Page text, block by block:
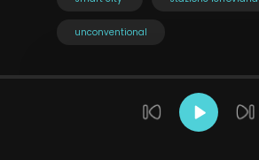
unconventional